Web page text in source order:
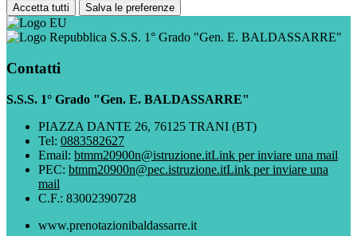
Accetta tutti Salva le preferenze
S.S.S. 1° Grado "Gen. E. BALDASSARRE"
Contatti
S.S.S. 1° Grado "Gen. E. BALDASSARRE"
PIAZZA DANTE 26, 76125 TRANI (BT)
Tel: 0883582627
Email: btmm20900n@istruzione.itLink per inviare una mail
PEC: btmm20900n@pec.istruzione.itLink per inviare una
mail
C.F.: 83002390728
www.prenotazionibaldassarre.it